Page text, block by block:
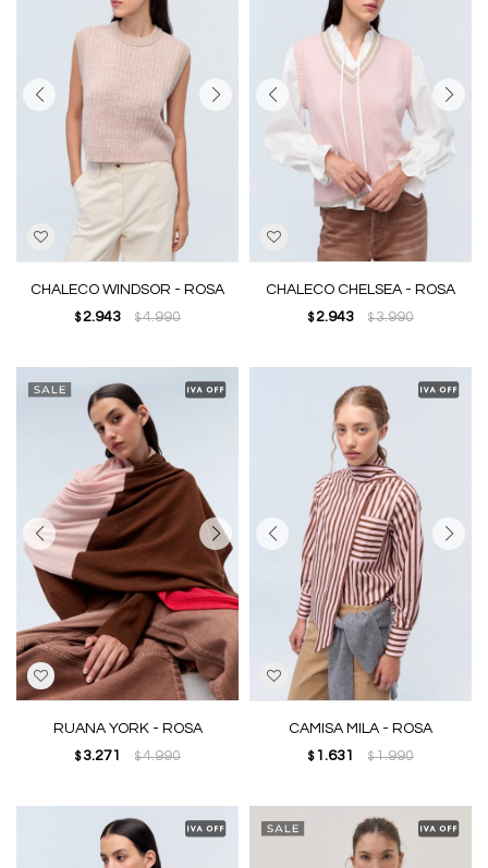
CHALECO WINDSOR - ROSA
$ 2.943 $4.990
CHALECO CHELSEA - ROSA
$ 2.943 $3.990
RUANA YORK - ROSA
$ 3.271 $4.990
CAMISA MILA - ROSA
$ 1.631 $1.990